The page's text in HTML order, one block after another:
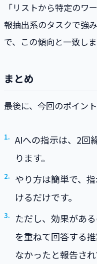
「リストから特定のワ
報抽出系のタスクで強
で、この傾向と一致しま
まとめ
最後に、今回のポイント
AIへの指示は、2回
ります。
やり方は簡単で、
けるだけです。
ただし、効果があ
を重ねて回答する
なかったと報告され